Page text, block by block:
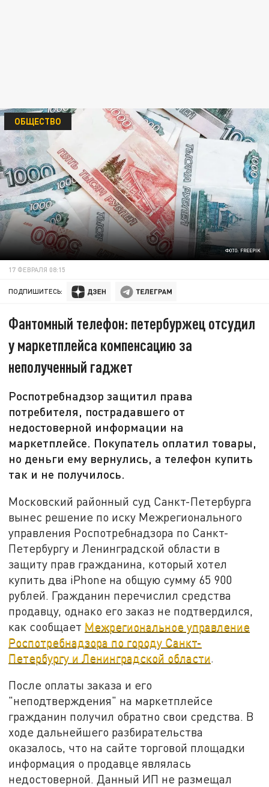
ФОТО: FREEPIK
ОБЩЕСТВО
17 ФЕВРАЛЯ 08:15
ПОДПИШИТЕСЬ:
Фантомный телефон: петербуржец отсудил
у маркетплейса компенсацию за
неполученный гаджет
Роспотребнадзор защитил права
потребителя, пострадавшего от
недостоверной информации на
маркетплейсе. Покупатель оплатил товары,
но деньги ему вернулись, а телефон купить
так и не получилось.
Московский районный суд Санкт-Петербурга
вынес решение по иску Межрегионального
управления Роспотребнадзора по Санкт-
Петербургу и Ленинградской области в
защиту прав гражданина, который хотел
купить два iPhone на общую сумму 65 900
рублей. Гражданин перечислил средства
продавцу, однако его заказ не подтвердился,
как сообщает Межрегиональное управление
Роспотребнадзора по городу Санкт-
Петербургу и Ленинградской области.
После оплаты заказа и его
"неподтверждения" на маркетплейсе
гражданин получил обратно свои средства. В
ходе дальнейшего разбирательства
оказалось, что на сайте торговой площадки
информация о продавце являлась
недостоверной. Данный ИП не размещал